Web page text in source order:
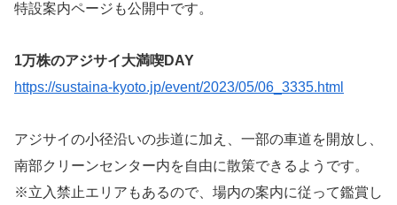
特設案内ページも公開中です。
1万株のアジサイ大満喫DAY
https://sustaina-kyoto.jp/event/2023/05/06_3335.html
アジサイの小径沿いの歩道に加え、一部の車道を開放し、
南部クリーンセンター内を自由に散策できるようです。
※立入禁止エリアもあるので、場内の案内に従って鑑賞し